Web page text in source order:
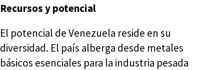
Recursos y potencial
El potencial de Venezuela reside en su
diversidad. El país alberga desde metales
básicos esenciales para la industria pesada